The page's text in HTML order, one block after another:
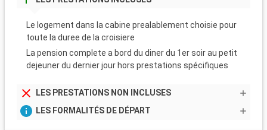
Le logement dans la cabine prealablement choisie pour
toute la duree de la croisiere
La pension complete a bord du diner du 1er soir au petit
dejeuner du dernier jour hors prestations spécifiques
LES PRESTATIONS NON INCLUSES
LES FORMALITÉS DE DÉPART